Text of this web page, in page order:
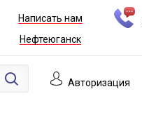
Написать нам
Нефтеюганск
Авторизация